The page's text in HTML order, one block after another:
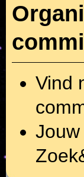
Vind